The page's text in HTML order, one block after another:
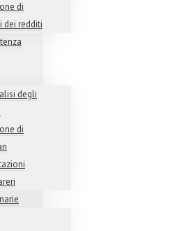
di
dei redditi
degli
di